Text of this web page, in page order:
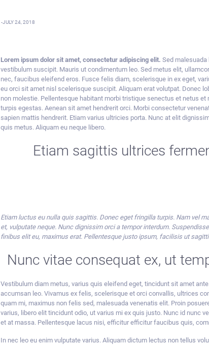
-JULY 24, 2018
Lorem ipsum dolor sit amet, consectetur adipiscing elit. Sed
vestibulum suscipit. Mauris ut condimentum leo. Sed metus elit,
nec, faucibus eleifend eros. Fusce felis diam, scelerisque in ex eget,
eu orci sit amet nisl scelerisque suscipit. Aliquam erat volutpat. Donec
non molestie. Pellentesque habitant morbi tristique senectus et netus et
turpis egestas. Aenean sit amet hendrerit orci. Morbi consectetur
sapien mattis hendrerit. Etiam varius ultricies porta. Nunc at elit
quis metus. Aliquam eu neque libero.
Etiam sagittis ultrices
Etiam luctus eu nulla quis sagittis. Donec eget fringilla turpis. Nam vel
et, vulputate neque. Nunc dignissim orci a tempor interdum.
finibus elit eu, maximus erat. Pellentesque justo ipsum, facilisis ut
Nunc vitae consequat ex, ut
Vestibulum diam metus, varius quis eleifend eget, tincidunt sit amet
accumsan leo. Vivamus ex felis, scelerisque et orci convallis, ultrices
quam mi, maximus non felis sed, malesuada venenatis elit. Proin
varius, libero elit tincidunt odio, ut varius mi ex quis justo. Nunc id nunc
et at massa. Pellentesque lacus nisi, efficitur efficitur faucibus quis,
In nec leo eu enim vulputate varius. Aliquam dictum lectus non tellus